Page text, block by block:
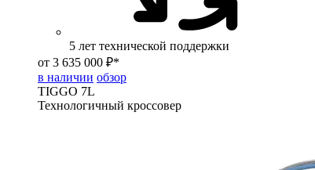
5 лет технической поддержки
от 3 635 000 ₽*
в наличии обзор
TIGGO 7L
Технологичный кроссовер